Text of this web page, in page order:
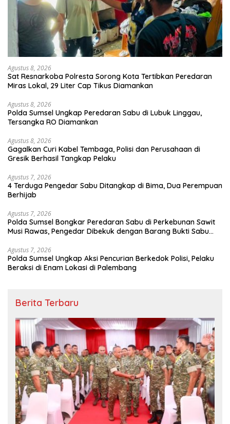
Agustus 8, 2026
Sat Resnarkoba Polresta Sorong Kota Tertibkan Peredaran
Miras Lokal, 29 Liter Cap Tikus Diamankan
Agustus 8, 2026
Polda Sumsel Ungkap Peredaran Sabu di Lubuk Linggau,
Tersangka RO Diamankan
Agustus 8, 2026
Gagalkan Curi Kabel Tembaga, Polisi dan Perusahaan di
Gresik Berhasil Tangkap Pelaku
Agustus 7, 2026
4 Terduga Pengedar Sabu Ditangkap di Bima, Dua Perempuan
Berhijab
Agustus 7, 2026
Polda Sumsel Bongkar Peredaran Sabu di Perkebunan Sawit
Musi Rawas, Pengedar Dibekuk dengan Barang Bukti Sabu
Agustus 7, 2026
Polda Sumsel Ungkap Aksi Pencurian Berkedok Polisi, Pelaku
Beraksi di Enam Lokasi di Palembang
Berita Terbaru